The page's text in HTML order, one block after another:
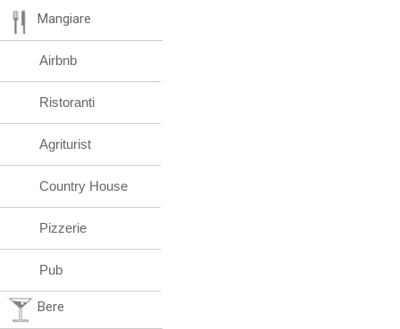
Mangiare
Airbnb
Ristoranti
Agriturist
Country House
Pizzerie
Pub
Bere